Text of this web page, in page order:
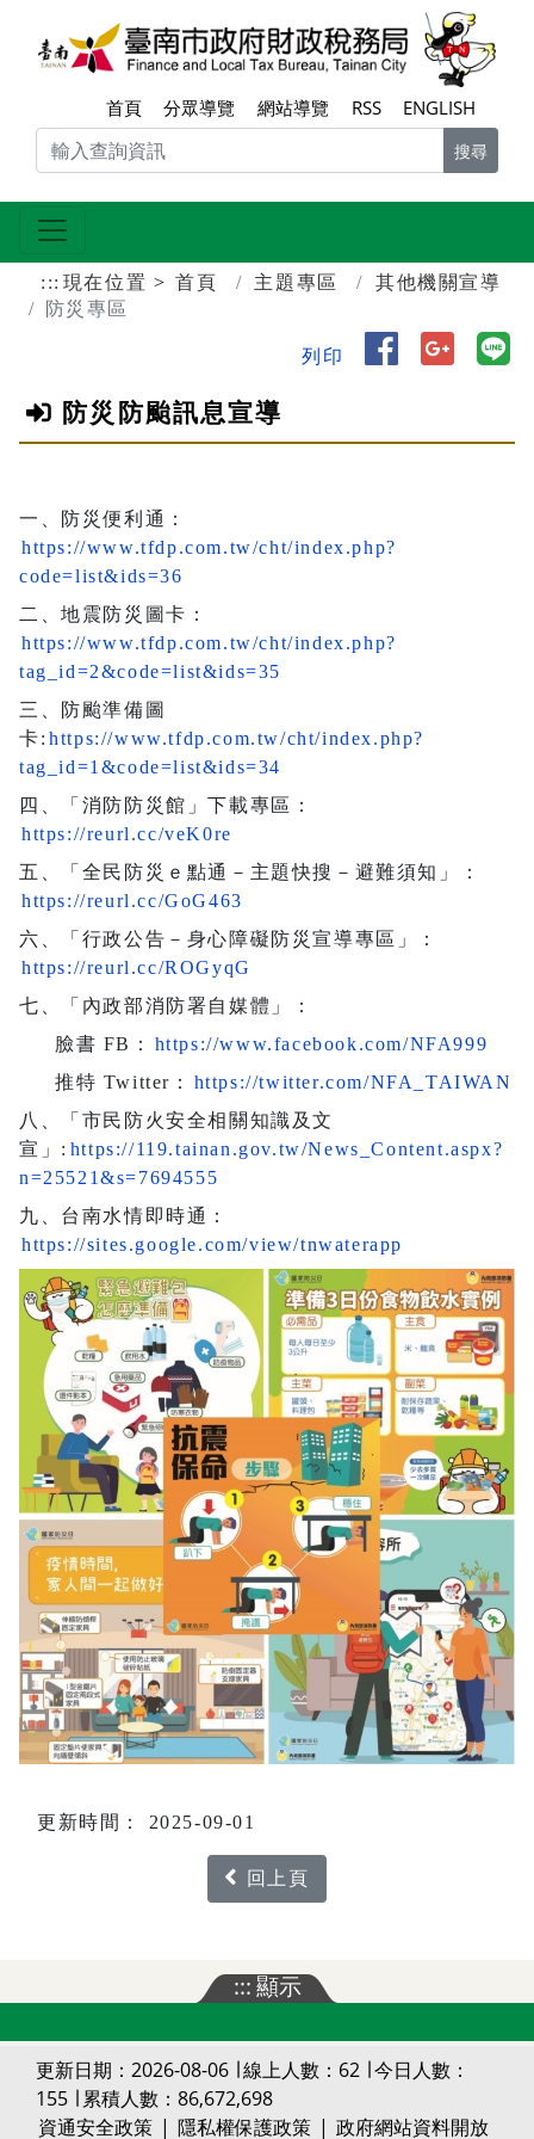
跳到主要內容區塊
首頁 分眾導覽 網站導覽 RSS ENGLISH
搜尋
::: 現在位置 首頁 主題專區
其他機關宣導
防災專區
列印
分享到分享到
防災防颱訊息宣導
一、防災便利通：
https://www.tfdp.com.tw/cht/index.php?
code=list&ids=36
二、地震防災圖卡：
https://www.tfdp.com.tw/cht/index.php?
tag_id=2&code=list&ids=35
三、防颱準備圖
卡: https://www.tfdp.com.tw/cht/index.php?
tag_id=1&code=list&ids=34
四、「消防防災館」下載專區：
https://reurl.cc/veK0re
五、「全民防災ｅ點通－主題快搜－避難須知」：
https://reurl.cc/GoG463
六、「行政公告－身心障礙防災宣導專區」：
https://reurl.cc/ROGyqG
七、「內政部消防署自媒體」：
臉書 FB：
https://www.facebook.com/NFA999
推特 Twitter：
https://twitter.com/NFA_TAIWAN
八、「市民防火安全相關知識及文
宣」: https://119.tainan.gov.tw/News_Content.aspx?
n=25521&s=7694555
九、台南水情即時通：
https://sites.google.com/view/tnwaterapp
更新時間： 2025-09-01
回上頁
:::顯示
更新日期：2026-08-06 ∣ 線上人數：62 ∣ 今日人數：
155 ∣ 累積人數：86,672,698
資通安全政策 | 隱私權保護政策 | 政府網站資料開放